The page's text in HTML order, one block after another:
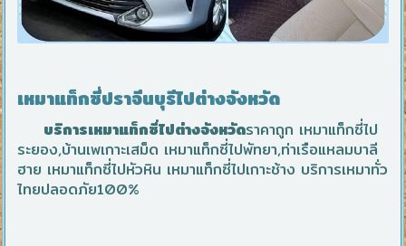
เหมาแท็กซี่ปราจีนบุรีไปต่างจังหวัด
บริการเหมาแท็กซี่ไปต่างจังหวัดราคาถูก เหมาแท็กซี่ไป
ระยอง,บ้านเพเกาะเสม็ด เหมาแท็กซี่ไปพัทยา,ท่าเรือแหลมบาลี
ฮาย เหมาแท็กซี่ไปหัวหิน เหมาแท็กซี่ไปเกาะช้าง บริการเหมาทั่ว
ไทยปลอดภัย100%